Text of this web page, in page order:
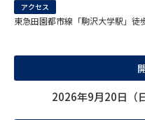
デジタルパンフレット
新学年スタート号特集ページ
SELFBRAND特集ページ
アクセス
東急田園都市線「駒沢大学駅」徒
2026年9月20日（